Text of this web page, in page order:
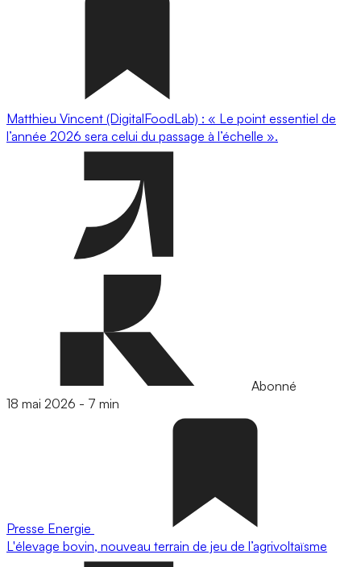
Matthieu Vincent (DigitalFoodLab) : « Le point essentiel de
l’année 2026 sera celui du passage à l’échelle ».
Abonné
18 mai 2026 - 7 min
Presse Energie
L'élevage bovin, nouveau terrain de jeu de l’agrivoltaïsme